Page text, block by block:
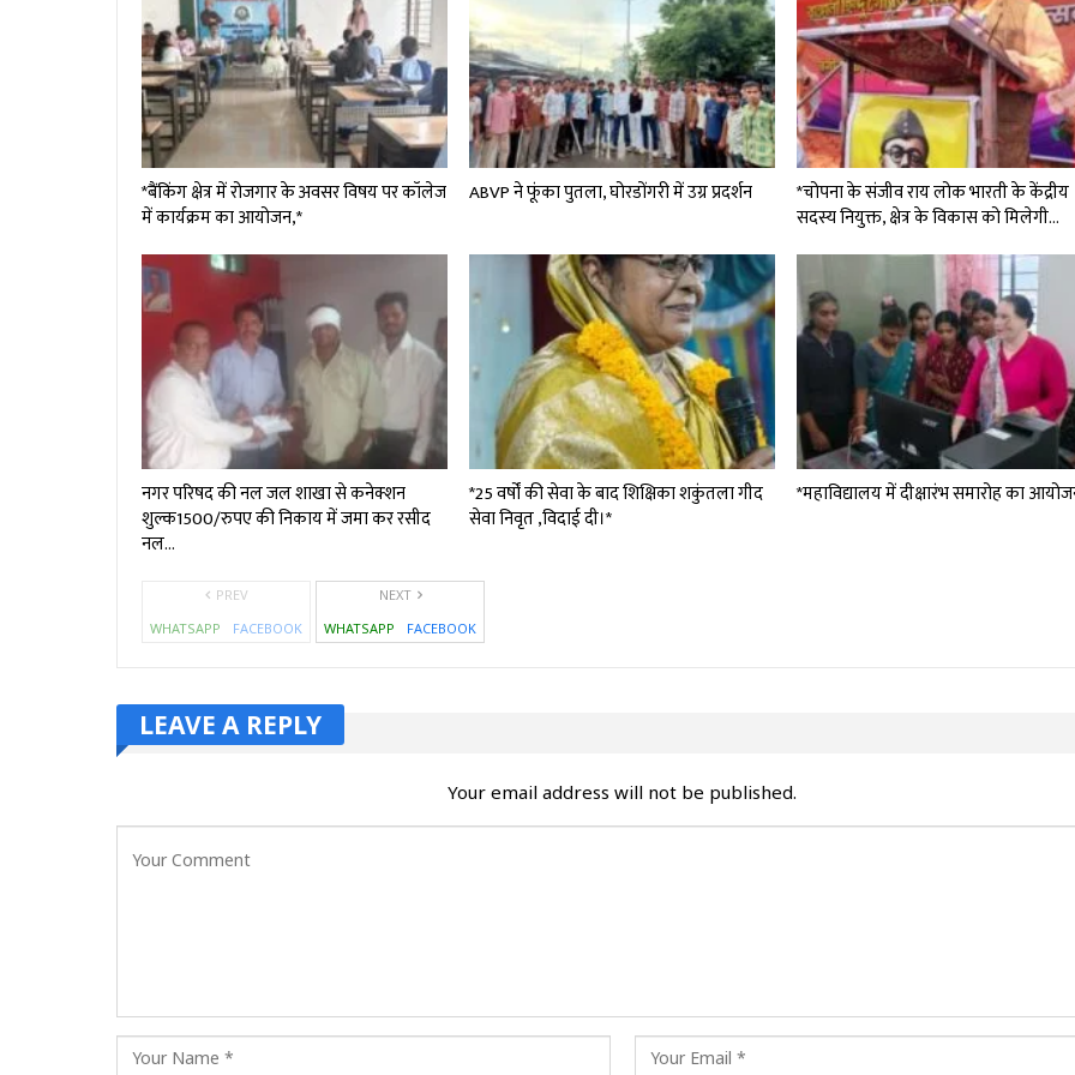
*बैंकिंग क्षेत्र में रोजगार के अवसर विषय पर कॉलेज
में कार्यक्रम का आयोजन,*
ABVP ने फूंका पुतला, घोरडोंगरी में उग्र प्रदर्शन
*चोपना के संजीव राय लोक भारती के केंद्रीय
सदस्य नियुक्त, क्षेत्र के विकास को मिलेगी…
नगर परिषद की नल जल शाखा से कनेक्शन
शुल्क₹1500/रुपए की निकाय में जमा कर रसीद
नल…
*25 वर्षों की सेवा के बाद शिक्षिका शकुंतला गीद
सेवा निवृत ,विदाई दी।*
*महाविद्यालय में दीक्षारंभ समारोह का
PREV
WHATSAPP
FACEBOOK
NEXT
WHATSAPP
FACEBOOK
LEAVE A REPLY
Your email address will not be published.